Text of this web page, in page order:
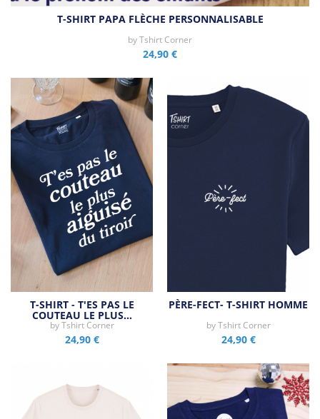
T-SHIRT PAPA FLÈCHE PERSONNALISABLE
byTshirt Corner
24,90 €
T-SHIRT - T'ES PAS LE
COUTEAU LE PLUS…
byTshirt Corner
24,90 €
PÈRE-FECT- T-SHIRT HOMME
byTshirt Corner
24,90 €